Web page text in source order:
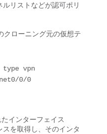
リストなどが認可ポリ
クローニング元の仮想テ
vpn
0/0
インターフェイス
を取得し、そのインタ